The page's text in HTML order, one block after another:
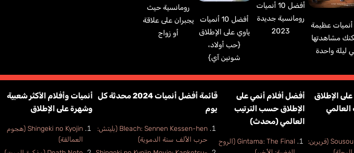
10 أنميات عظيمة
مشاهدتها
ليلة واحدة
أفضل 10 أنميات
رومانسية جديدة
2023
أفضل 10 أنميات
ياوي على الإطلاق
{حب أولاد،
شونين آي}
رومانسية حيث
يجبران على علاقة
أو زواج
الإطلاق
Sousou no Frieren (فريرين:
أفضل أفلام أنمي على
الإطلاق حسب الترتيب
العالمي (محدث)
Gintama: The Final (الروح
قائمة أفضل أنميات 2024 محدثة كل
يوم
Bleach: Sennen Kessen-hen (بليتش:
حرب الألف سنة الدموية)
أنميات وأفلام الأكثر شعبية
وشهرة على الإطلاق
Shingeki no Kyojin (هجوم
العمالقة)